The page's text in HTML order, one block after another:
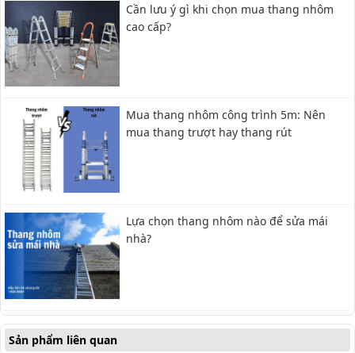
Cần lưu ý gì khi chọn mua thang nhôm
cao cấp?
Mua thang nhôm công trình 5m: Nên
mua thang trượt hay thang rút
Lựa chọn thang nhôm nào để sửa mái
nhà?
Sản phẩm liên quan